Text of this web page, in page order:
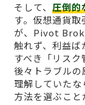
そして、 圧倒的
す。仮想通貨
が、Pivot
触れず、利益
すべき「リス
後々トラブルの
理解していた
方法を選ぶこと